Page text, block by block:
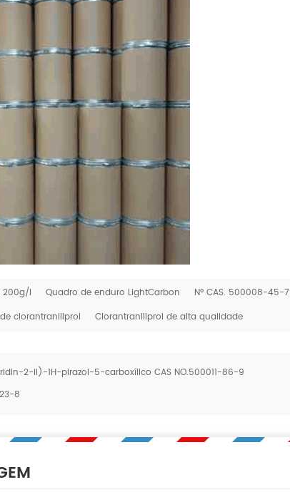
200g/l Quadro de enduro LightCarbon
Nº CAS. 500008-45-7
clorantraniliprol Clorantraniliprol de alta qualidade
2-il)-1H-pirazol-5-carboxílico CAS NO.500011-86-9
8